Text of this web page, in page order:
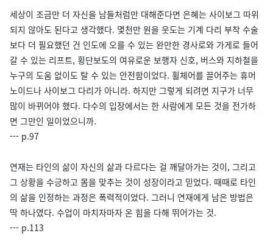
세상이 조금만 더 자신을 남들처럼만 대해준다면 은혜는 사이보그 따위
되지 않아도 된다고 생각했다. 몇천만 원을 웃도는 기계 다리 부착 수술
보다 더 필요했던 건 인도에 오를 수 있는 완만한 경사로와 가게로 들어
갈 수 있는 리프트, 횡단보도의 여유로운 보행자 신호, 버스와 지하철을
누구의 도움 없이도 탈 수 있는 안전함이었다. 휠체어를 끌어주는 휴머
노이드나 사이보그 다리가 아니라. 하지만 그렇게 되려면 지구가 너무
많이 바뀌어야 했다. 다수의 입장에서는 한 사람에게 모든 것을 전가하
면 그만인 일이었으니까.
--- p.97
연재는 타인의 삶이 자신의 삶과 다르다는 걸 깨달아가는 것이, 그리고
그 상황을 수긍하고 몸을 맞추는 것이 성장이라고 믿었다. 때때로 타인
의 삶을 인정하는 과정은 폭력적이었다. 그러니 연재에게 남은 방법은
딱 하나였다. 수업이 마치자마자 온 힘을 다해 뛰어가는 것.
--- p.113